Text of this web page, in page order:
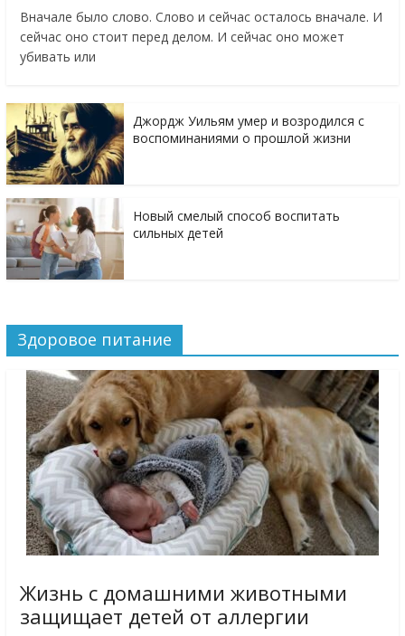
Вначале было слово. Слово и сейчас осталось вначале. И
сейчас оно стоит перед делом. И сейчас оно может
убивать или
Джордж Уильям умер и возродился с
воспоминаниями о прошлой жизни
Новый смелый способ воспитать
сильных детей
Здоровое питание
Жизнь с домашними животными
защищает детей от аллергии